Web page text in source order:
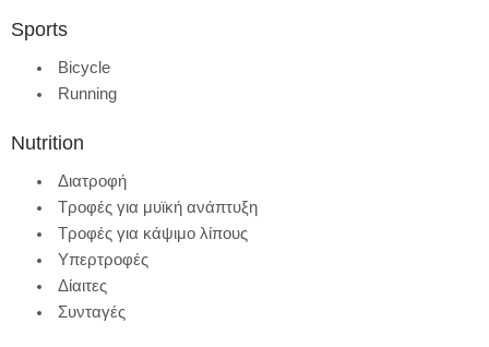
Sports
Bicycle
Running
Nutrition
Διατροφή
Τροφές για μυϊκή ανάπτυξη
Τροφές για κάψιμο λίπους
Υπερτροφές
Δίαιτες
Συνταγές